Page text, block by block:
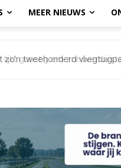
MEER NIEUWS
tweehonderd